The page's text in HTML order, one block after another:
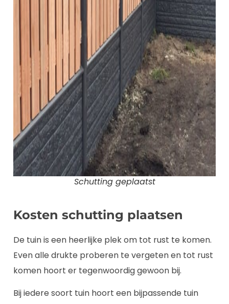
Schutting geplaatst
Kosten schutting plaatsen
De tuin is een heerlijke plek om tot rust te komen.
Even alle drukte proberen te vergeten en tot rust
komen hoort er tegenwoordig gewoon bij.
Bij iedere soort tuin hoort een bijpassende tuin